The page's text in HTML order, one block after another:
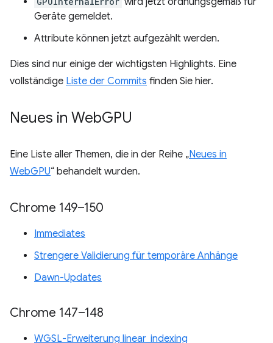
Geräte gemeldet.
Attribute können jetzt aufgezählt werden.
Dies sind nur einige der wichtigsten Highlights. Eine
vollständige Liste der Commits finden Sie hier.
Neues in WebGPU
Eine Liste aller Themen, die in der Reihe „Neues in
WebGPU“ behandelt wurden.
Chrome 149–150
Immediates
Strengere Validierung für temporäre Anhänge
Dawn-Updates
Chrome 147–148
WGSL-Erweiterung linear_indexing